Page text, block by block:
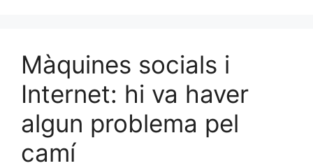
Màquines socials i
Internet: hi va haver
algun problema pel
camí